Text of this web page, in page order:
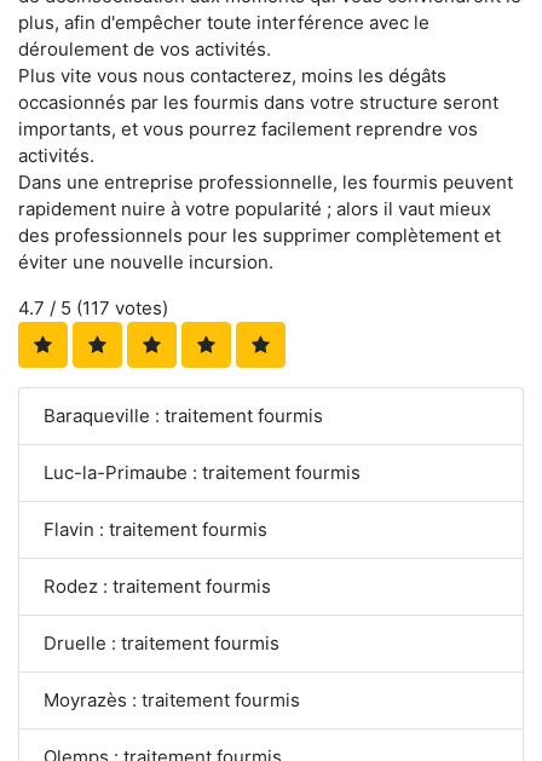
plus, afin d'empêcher toute interférence avec le
déroulement de vos activités.
Plus vite vous nous contacterez, moins les dégâts
occasionnés par les fourmis dans votre structure seront
importants, et vous pourrez facilement reprendre vos
activités.
Dans une entreprise professionnelle, les fourmis peuvent
rapidement nuire à votre popularité ; alors il vaut mieux
des professionnels pour les supprimer complètement et
éviter une nouvelle incursion.
4.7 / 5 (117 votes)
Baraqueville : traitement fourmis
Luc-la-Primaube : traitement fourmis
Flavin : traitement fourmis
Rodez : traitement fourmis
Druelle : traitement fourmis
Moyrazès : traitement fourmis